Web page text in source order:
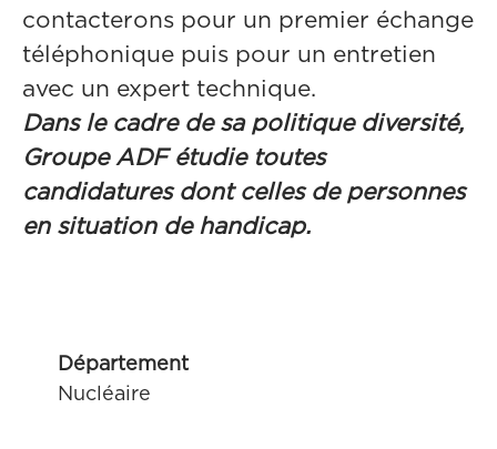
contacterons pour un premier échange
téléphonique puis pour un entretien
avec un expert technique.
Dans le cadre de sa politique diversité,
Groupe ADF étudie toutes
candidatures dont celles de personnes
en situation de handicap.
Département
Nucléaire